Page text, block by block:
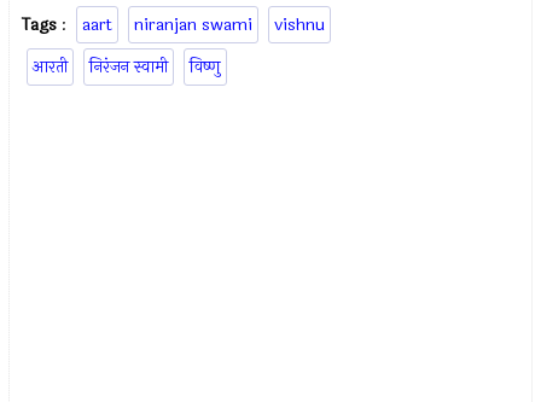
Tags : aart niranjan swami
vishnu
आरती
निरंजन स्वामी विष्णु